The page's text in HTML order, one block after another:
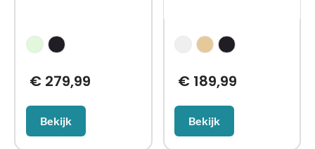
€279,99
Bekijk
€ 189,99
Bekijk